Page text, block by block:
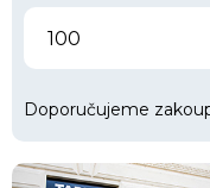
Doporučujeme